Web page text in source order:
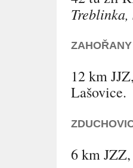
ZAHOŘANY
12 km
Lašovice.
6 km